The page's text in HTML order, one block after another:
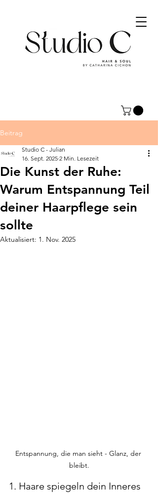
Beitrag
Die Kunst der Ruhe:
Warum Entspannung Teil
deiner Haarpflege sein
sollte
Studio C - Julian
16. Sept. 2025 2 Min. Lesezeit
Aktualisiert: 1. Nov. 2025
Entspannung, die man sieht - Glanz, der
bleibt.
1. Haare spiegeln dein Inneres